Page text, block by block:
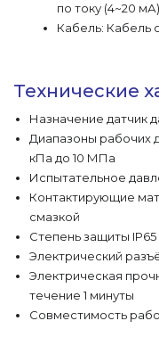
по току (4~20
Кабель: Кабель
Технические
Назначение датчик
Диапазоны рабочих
кПа до 10 МПа
Испытательное
Контактирующие
смазкой
Степень защиты IP65
Электрический
Электрическая
течение 1 минуты
Совместимость